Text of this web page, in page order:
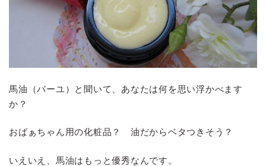
馬油（バーユ）と聞いて、あなたは何を思い浮かべます
か？
おばぁちゃん用の化粧品？ 油だからベタつきそう？
いえいえ、馬油はもっと優秀なんです。